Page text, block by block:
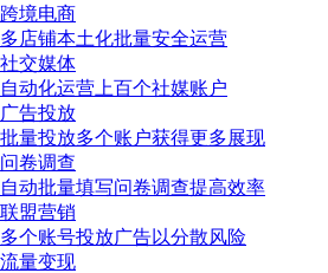
跨境电商
多店铺本土化批量安全运营
社交媒体
自动化运营上百个社媒账户
广告投放
批量投放多个账户获得更多展现
问卷调查
自动批量填写问卷调查提高效率
联盟营销
多个账号投放广告以分散风险
流量变现